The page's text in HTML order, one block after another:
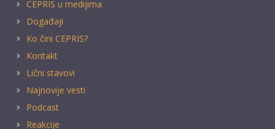
CEPRIS u medijima
Događaji
Ko čini CEPRIS?
Kontakt
Lični stavovi
Najnovije vesti
Podcast
Reakcije